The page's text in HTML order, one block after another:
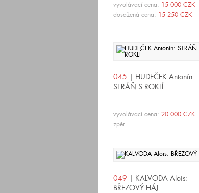
vyvolávací cena: 15 000 CZK
dosažená cena: 15 250 CZK
045 | HUDEČEK Antonín:
STRÁŇ S ROKLÍ
vyvolávací cena: 20 000 CZK
zpět
049 | KALVODA Alois:
BŘEZOVÝ HÁJ